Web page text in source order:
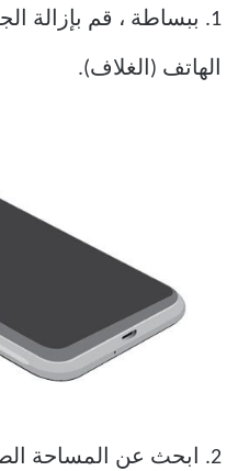
1. ببساطة ، قم بإزالة
الهاتف (الغلاف).
2. ابحث عن المساحة